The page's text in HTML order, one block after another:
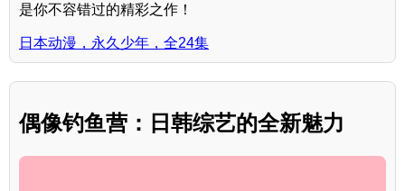
是你不容错过的精彩之作！
日本动漫，永久少年，全24集
偶像钓鱼营：日韩综艺的全新魅力